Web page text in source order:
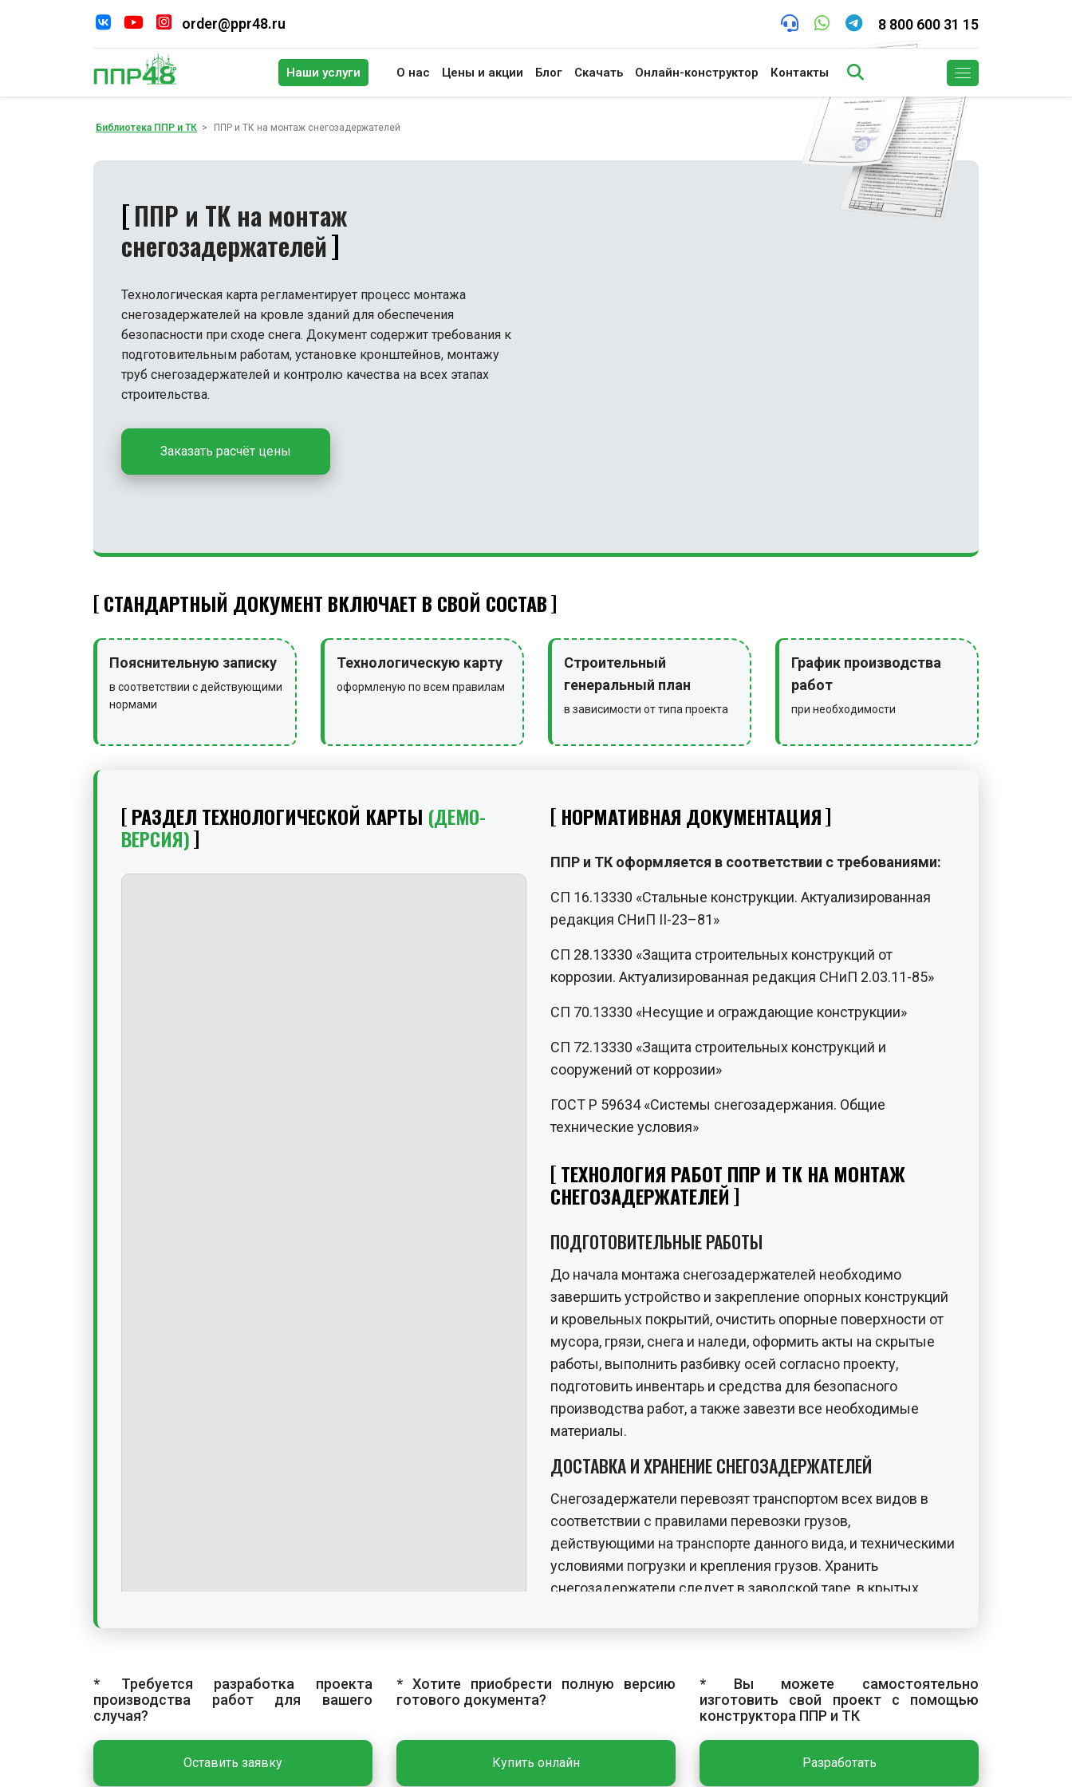
order@ppr48.ru 8 800 600 31 15
Наши услуги О нас Цены и акции Блог Скачать Онлайн-конструктор Контакты
Библиотека ППР и ТК ППР и ТК на монтаж снегозадержателей
ППР и ТК на монтаж
снегозадержателей
Технологическая карта регламентирует процесс монтажа
снегозадержателей на кровле зданий для обеспечения
безопасности при сходе снега. Документ содержит требования к
подготовительным работам, установке кронштейнов, монтажу
труб снегозадержателей и контролю качества на всех этапах
строительства.
Заказать расчёт цены
СТАНДАРТНЫЙ ДОКУМЕНТ ВКЛЮЧАЕТ В СВОЙ СОСТАВ
Пояснительную записку
в соответствии с действующими
нормами
Технологическую карту
оформленую по всем правилам
Строительный
генеральный план
в зависимости от типа проекта
График производства
работ
при необходимости
РАЗДЕЛ ТЕХНОЛОГИЧЕСКОЙ КАРТЫ (ДЕМО-
ВЕРСИЯ)
НОРМАТИВНАЯ ДОКУМЕНТАЦИЯ
ППР и ТК оформляется в соответствии с требованиями:
СП 16.13330 «Стальные конструкции. Актуализированная
редакция СНиП II-23–81»
СП 28.13330 «Защита строительных конструкций от
коррозии. Актуализированная редакция СНиП 2.03.11-85»
СП 70.13330 «Несущие и ограждающие конструкции»
СП 72.13330 «Защита строительных конструкций и
сооружений от коррозии»
ГОСТ Р 59634 «Системы снегозадержания. Общие
технические условия»
ТЕХНОЛОГИЯ РАБОТ ППР И ТК НА МОНТАЖ
СНЕГОЗАДЕРЖАТЕЛЕЙ
ПОДГОТОВИТЕЛЬНЫЕ РАБОТЫ
До начала монтажа снегозадержателей необходимо
завершить устройство и закрепление опорных конструкций
и кровельных покрытий, очистить опорные поверхности от
мусора, грязи, снега и наледи, оформить акты на скрытые
работы, выполнить разбивку осей согласно проекту,
подготовить инвентарь и средства для безопасного
производства работ, а также завезти все необходимые
материалы.
ДОСТАВКА И ХРАНЕНИЕ СНЕГОЗАДЕРЖАТЕЛЕЙ
Снегозадержатели перевозят транспортом всех видов в
соответствии с правилами перевозки грузов,
действующими на транспорте данного вида, и техническими
условиями погрузки и крепления грузов. Хранить
снегозадержатели следует в заводской таре, в крытых
ОСНОВНЫЕ РАБОТЫ
Технологический процесс включает крепление
кронштейнов и монтаж снегозадержателя.
Снегозадержатель устанавливается на кровле рядом с
* Требуется разработка проекта
производства работ для вашего
случая?
Оставить заявку
* Хотите приобрести полную версию
готового документа?
Купить онлайн
* Вы можете самостоятельно
изготовить свой проект с помощью
конструктора ППР и ТК
Разработать
Поиск